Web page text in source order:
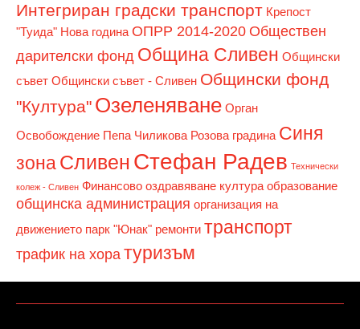
Интегриран градски транспорт Крепост
"Туида" Нова година ОПРР 2014-2020 Обществен
дарителски фонд Община Сливен Общински
съвет Общински съвет - Сливен Общински фонд
"Култура" Озеленяване Орган
Освобождение Пепа Чиликова Розова градина Синя
зонаСливен Стефан Радев Технически
колеж - Сливен Финансово оздравяване култура образование
общинска администрация организация на
движението парк "Юнак" ремонти транспорт
трафик на хора туризъм